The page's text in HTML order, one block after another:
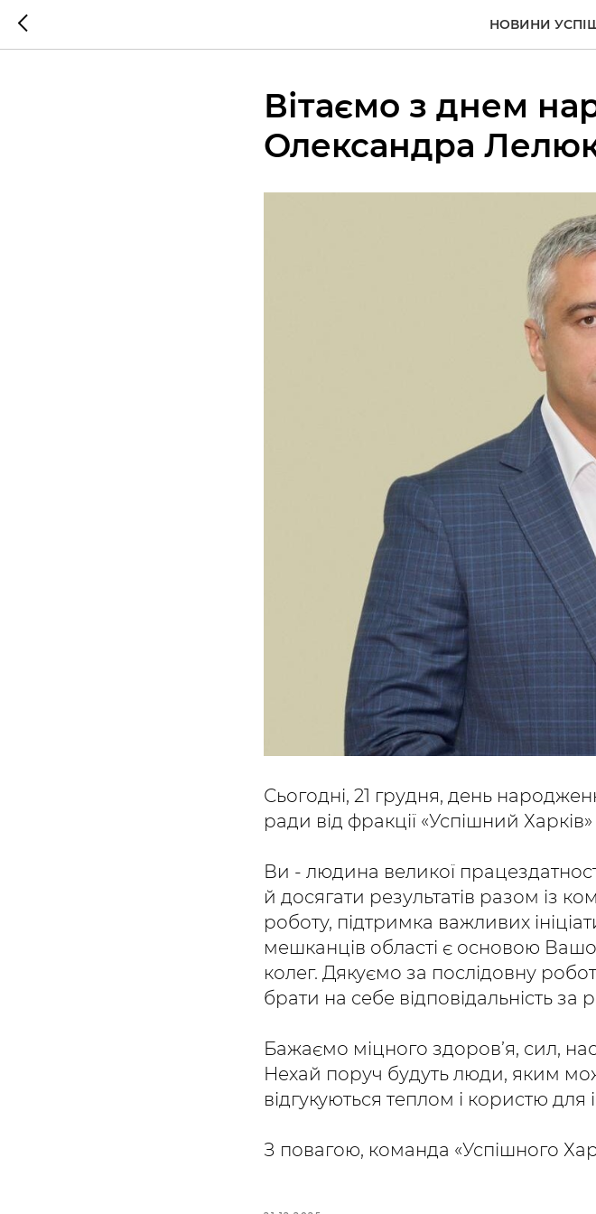
НОВИНИ
Вітаємо з днем
Олександра
Сьогодні, 21 грудня, день
ради від фракції «Успішний
Ви - людина великої
й досягати результатів разом із
роботу, підтримка важливих
мешканців області є основою Вашої
колег. Дякуємо за послідовну
брати на себе відповідальність
Бажаємо міцного здоров’я, сил,
Нехай поруч будуть люди, яким
відгукуються теплом і користю для
З повагою, команда «Успішного